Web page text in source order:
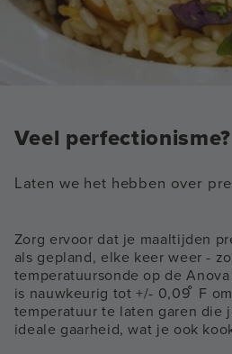
Veel perfectionisme?
Laten we het hebben over
Zorg ervoor dat je maaltijden
als gepland, elke keer weer -
temperatuursonde op de
is nauwkeurig tot +/- 0,09 ̊ F
temperatuur te laten garen die
ideale gaarheid, wat je ook